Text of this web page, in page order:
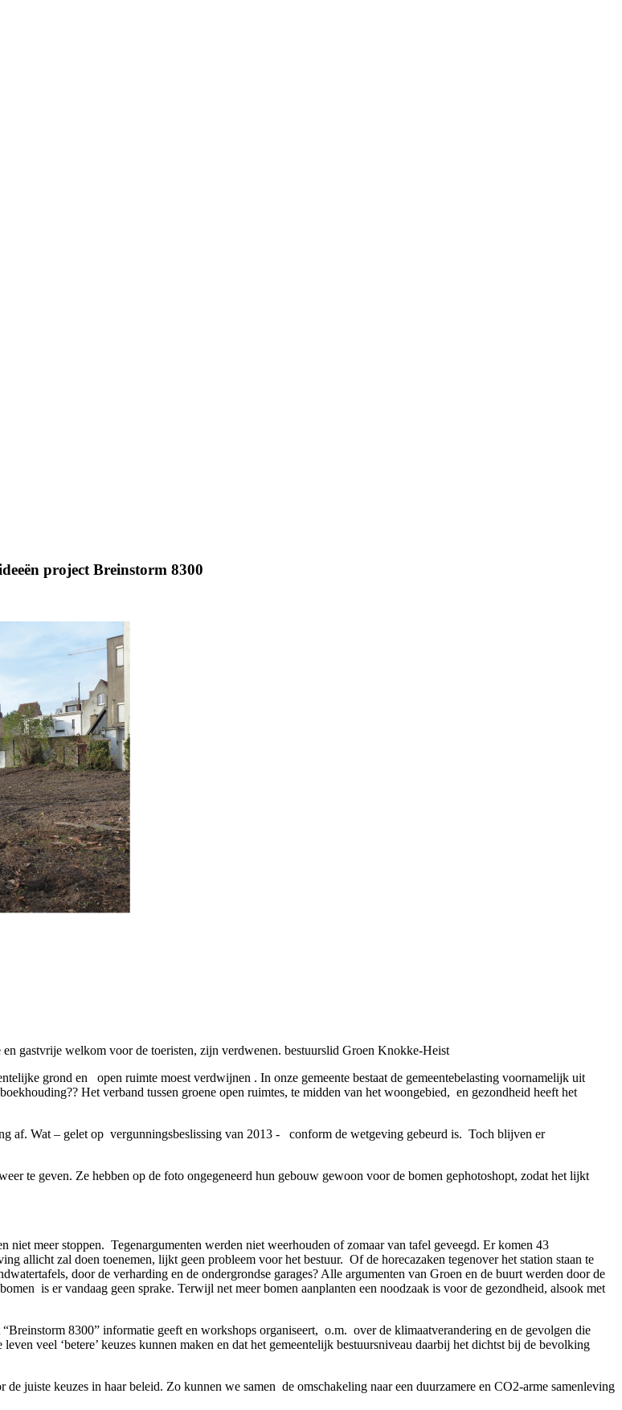
project Breinstorm 8300
gastvrije welkom voor de toeristen, zijn verdwenen. bestuurslid Groen Knokke-Heist
grond en
open ruimte moest verdwijnen . In onze gemeente bestaat de gemeentebelasting voornamelijk uit
Het verband tussen groene open ruimtes, te midden van het woongebied, en gezondheid heeft het
af. Wat – gelet op vergunningsbeslissing van 2013 - conform de wetgeving gebeurd is. Toch blijven er
te geven. Ze hebben op de foto ongegeneerd hun gebouw gewoon voor de bomen gephotoshopt, zodat het lijkt
niet meer stoppen. Tegenargumenten werden niet weerhouden of zomaar van tafel geveegd. Er komen 43
allicht zal doen toenemen, lijkt geen probleem voor het bestuur. Of de horecazaken tegenover het station staan te
door de verharding en de ondergrondse garages? Alle argumenten van Groen en de buurt werden door de
is er vandaag geen sprake. Terwijl net meer bomen aanplanten een noodzaak is voor de gezondheid, alsook met
8300” informatie geeft en workshops organiseert, o.m. over de klimaatverandering en de gevolgen die
veel ‘betere’ keuzes kunnen maken en dat het gemeentelijk bestuursniveau daarbij het dichtst bij de bevolking
juiste keuzes in haar beleid. Zo kunnen we samen de omschakeling naar een duurzamere en CO2-arme samenleving